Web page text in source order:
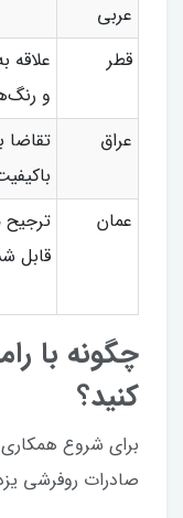
عربی
قطر
و
عراق
تقاضا
عمان
قابل
چگونه با
کنید؟
برای شروع همکاری
صادرات روفرشی